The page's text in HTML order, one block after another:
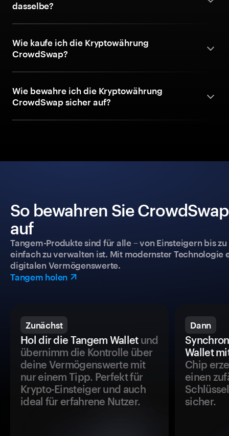
dasselbe?
Wie kaufe ich die Kryptowährung
CrowdSwap?
Wie bewahre ich die Kryptowährung
CrowdSwap sicher auf?
So bewahren Sie
auf
Tangem-Produkte sind für alle – von Einsteigern bis
einfach zu verwalten ist. Mit modernster
digitalen Vermögenswerte.
Tangem holen
Zunächst
Hol dir die Tangem Walletund
übernimm die Kontrolle über
deine Vermögenswerte mit
nur einem Tipp. Perfekt für
Krypto-Einsteiger und auch
ideal für erfahrene Nutzer.
Dann
Wallet
Chip
einen
sicher.